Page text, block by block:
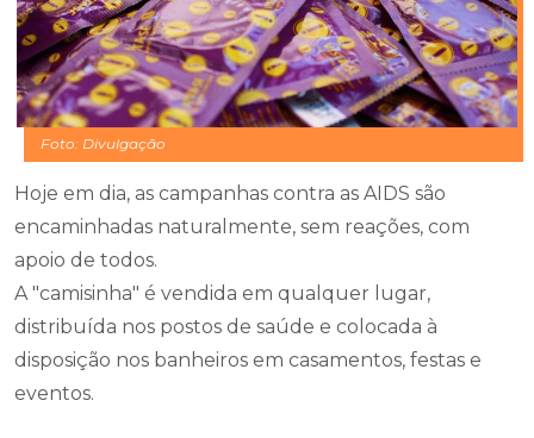
Foto: Divulgação
Hoje em dia, as campanhas contra as AIDS são
encaminhadas naturalmente, sem reações, com
apoio de todos.
A "camisinha" é vendida em qualquer lugar,
distribuída nos postos de saúde e colocada à
disposição nos banheiros em casamentos, festas e
eventos.